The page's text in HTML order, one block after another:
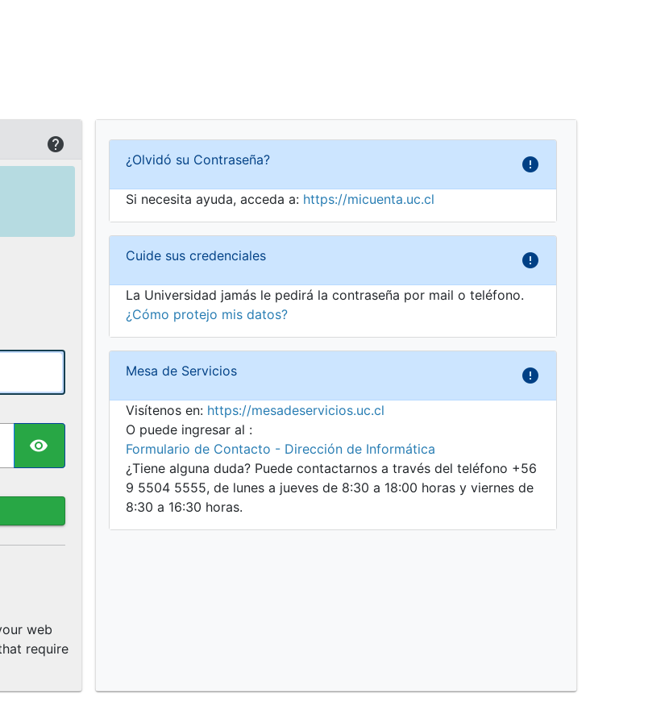
TOGGLE PASSWORD
web
require
¿Olvidó su Contraseña?
Si necesita ayuda, acceda a: https://micuenta.uc.cl
Cuide sus credenciales
La Universidad jamás le pedirá la contraseña por mail o teléfono.
¿Cómo protejo mis datos?
Mesa de Servicios
Visítenos en: https://mesadeservicios.uc.cl
O puede ingresar al :
Formulario de Contacto - Dirección de Informática
¿Tiene alguna duda? Puede contactarnos a través del teléfono +56
9 5504 5555, de lunes a jueves de 8:30 a 18:00 horas y viernes de
8:30 a 16:30 horas.